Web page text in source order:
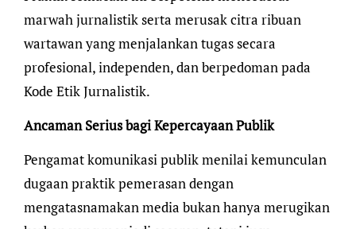
marwah jurnalistik serta merusak citra ribuan
wartawan yang menjalankan tugas secara
profesional, independen, dan berpedoman pada
Kode Etik Jurnalistik.
Ancaman Serius bagi Kepercayaan Publik
Pengamat komunikasi publik menilai kemunculan
dugaan praktik pemerasan dengan
mengatasnamakan media bukan hanya merugikan